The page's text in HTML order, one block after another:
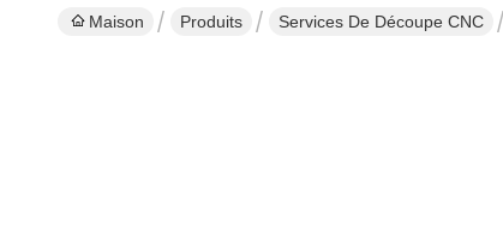
Maison Produits Services De Découpe CNC